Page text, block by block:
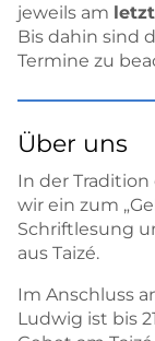
jeweils am
Bis dahin sind
Termine zu
Über uns
In der Tradition
wir ein zum
Schriftlesung
aus Taizé.
Im Anschluss
Ludwig ist bis